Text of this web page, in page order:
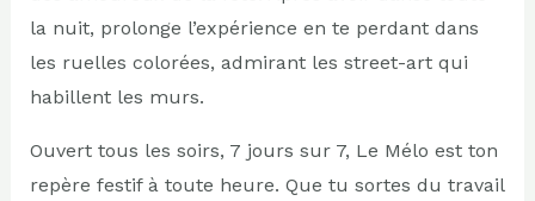
la nuit, prolonge l’expérience en te perdant dans
les ruelles colorées, admirant les street-art qui
habillent les murs.
Ouvert tous les soirs, 7 jours sur 7, Le Mélo est ton
repère festif à toute heure. Que tu sortes du travail